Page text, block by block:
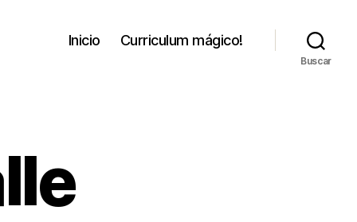
Inicio Curriculum mágico!
Buscar